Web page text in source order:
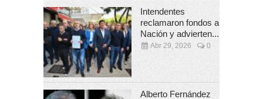
Intendentes
reclamaron fondos a
Nación y advierten...
Abr 29, 2026 0
Alberto Fernández